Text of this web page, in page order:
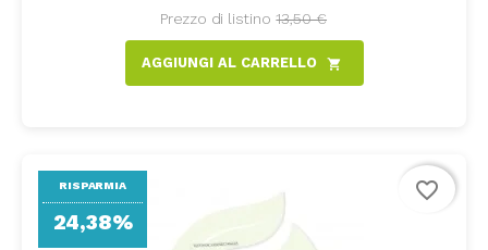
Prezzo di listino 13,50 €
AGGIUNGI AL CARRELLO shopping_cart
RISPARMIA
24,38%
favorite_border